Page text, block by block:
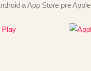
a App Store pre